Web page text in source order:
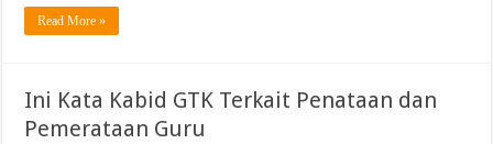
Read More »
Ini Kata Kabid GTK Terkait Penataan dan
Pemerataan Guru